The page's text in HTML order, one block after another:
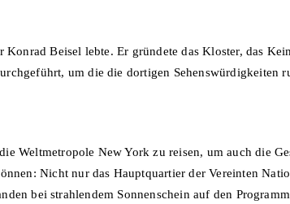
Beisel lebte. Er gründete das Kloster, das
um die die dortigen Sehenswürdigkeiten
Weltmetropole New York zu reisen, um auch die
Nicht nur das Hauptquartier der Vereinten
bei strahlendem Sonnenschein auf den